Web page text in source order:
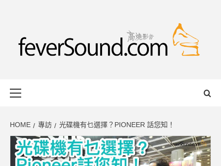
HOME 專訪 光碟機有乜選擇？PIONEER 話您知！